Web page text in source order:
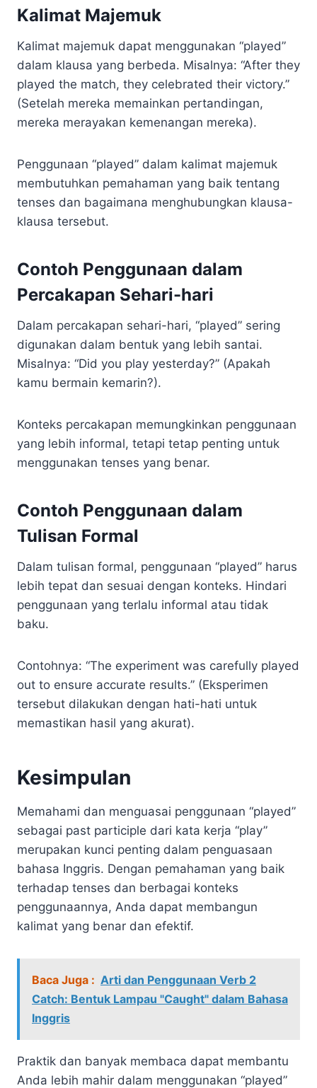
Kalimat Majemuk
Kalimat majemuk dapat menggunakan “played”
dalam klausa yang berbeda. Misalnya: “After they
played the match, they celebrated their victory.”
(Setelah mereka memainkan pertandingan,
mereka merayakan kemenangan mereka).
Penggunaan “played” dalam kalimat majemuk
membutuhkan pemahaman yang baik tentang
tenses dan bagaimana menghubungkan klausa-
klausa tersebut.
Contoh Penggunaan dalam
Percakapan Sehari-hari
Dalam percakapan sehari-hari, “played” sering
digunakan dalam bentuk yang lebih santai.
Misalnya: “Did you play yesterday?” (Apakah
kamu bermain kemarin?).
Konteks percakapan memungkinkan penggunaan
yang lebih informal, tetapi tetap penting untuk
menggunakan tenses yang benar.
Contoh Penggunaan dalam
Tulisan Formal
Dalam tulisan formal, penggunaan “played” harus
lebih tepat dan sesuai dengan konteks. Hindari
penggunaan yang terlalu informal atau tidak
baku.
Contohnya: “The experiment was carefully played
out to ensure accurate results.” (Eksperimen
tersebut dilakukan dengan hati-hati untuk
memastikan hasil yang akurat).
Kesimpulan
Memahami dan menguasai penggunaan “played”
sebagai past participle dari kata kerja “play”
merupakan kunci penting dalam penguasaan
bahasa Inggris. Dengan pemahaman yang baik
terhadap tenses dan berbagai konteks
penggunaannya, Anda dapat membangun
kalimat yang benar dan efektif.
Baca Juga : Arti dan Penggunaan Verb 2
Catch: Bentuk Lampau "Caught" dalam Bahasa
Inggris
Praktik dan banyak membaca dapat membantu
Anda lebih mahir dalam menggunakan “played”